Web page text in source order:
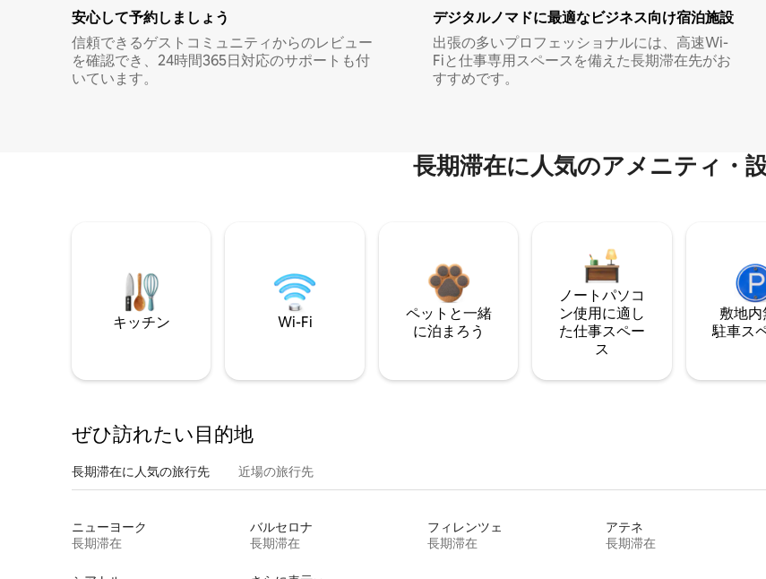
安心して予約しましょう
信頼できるゲストコミュニティからのレビュー
を確認でき、24時間365日対応のサポートも付
いています。
デジタルノマド⁠に最⁠適⁠なビ⁠ジ⁠ネ⁠ス⁠向⁠け宿⁠泊⁠施⁠設
出張の多いプロフェッショナルには、高速Wi-
Fiと仕事専用スペースを備えた長期滞在先がお
すすめです。
長期滞在に人気のアメニティ・
キッチン Wi-Fi
ペットと一緒
に泊まろう
ノートパソコ
ン使用に適し
た仕事スペー
ス
敷地
駐⁠車ス⁠
ぜひ訪⁠れ⁠た⁠い目⁠的⁠地
長期滞在に人気の旅行先 近場の旅行先
ニューヨーク
長期滞在
バルセロナ
長期滞在
フィレンツェ
長期滞在
アテネ
長期滞在